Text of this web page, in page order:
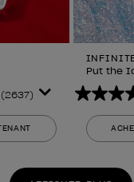
(2637)
Put the
4.4
sur
5
1988